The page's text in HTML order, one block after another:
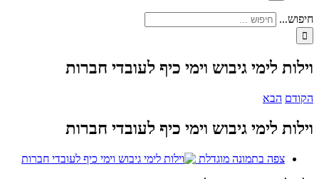
חיפוש...
וילות לימי גיבוש וימי כיף לעובדי חברות
הקודם הבא
וילות לימי גיבוש וימי כיף לעובדי חברות
צפה בתמונה מוגדלת